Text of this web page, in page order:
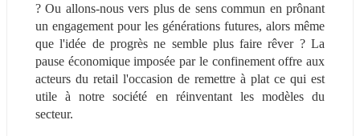
? Ou allons-nous vers plus de sens commun en prônant
un engagement pour les générations futures, alors même
que l'idée de progrès ne semble plus faire rêver ? La
pause économique imposée par le confinement offre aux
acteurs du retail l'occasion de remettre à plat ce qui est
utile à notre société en réinventant les modèles du
secteur.